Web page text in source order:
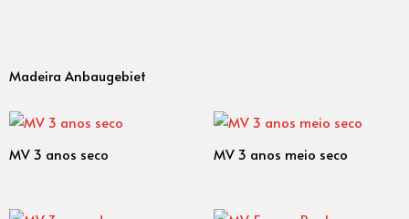
Madeira Anbaugebiet
MV 3 anos seco MV 3 anos meio seco